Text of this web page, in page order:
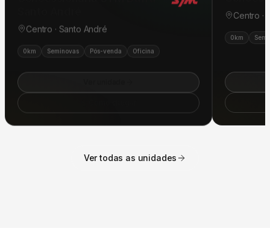
Ver unidade
Como chegar
Ver todas as unidades